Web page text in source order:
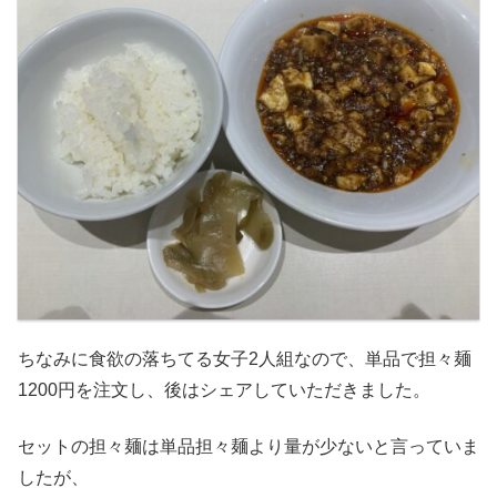
ちなみに食欲の落ちてる女子2人組なので、単品で担々麺
1200円を注文し、後はシェアしていただきました。
セットの担々麺は単品担々麺より量が少ないと言っていま
したが、